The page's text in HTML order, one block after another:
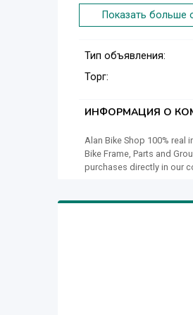
Shipping : FedEx, DHL, UPS
Products : New Original
Website Link :https://
Показать больше
Тип объявления:
Торг:
ИНФОРМАЦИЯ О
Alan Bike Shop 100% real
Bike Frame, Parts and
purchases directly in our